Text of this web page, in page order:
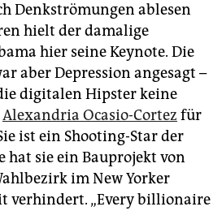
Denkströmungen ablesen
hielt der damalige
hier seine Keynote. Die
aber Depression angesagt –
digitalen Hipster keine
Alexandria Ocasio-Cortez für
ist ein Shooting-Star der
hat sie ein Bauprojekt von
im New Yorker
verhindert. „Every billionaire